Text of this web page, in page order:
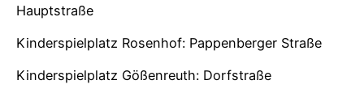
Hauptstraße
Kinderspielplatz Rosenhof: Pappenberger Straße
Kinderspielplatz Gößenreuth: Dorfstraße